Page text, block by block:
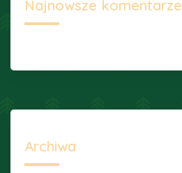
Najnowsze komentarze
Archiwa